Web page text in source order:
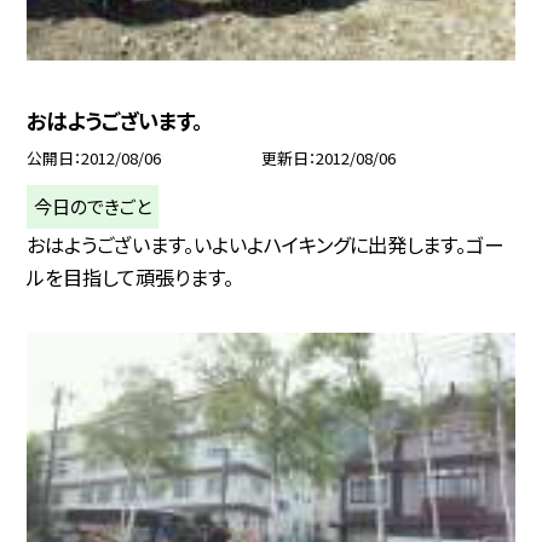
おはようございます。
公開日 2012/08/06 更新日 2012/08/06
今日のできごと
おはようございます。いよいよハイキングに出発します。ゴー
ルを目指して頑張ります。